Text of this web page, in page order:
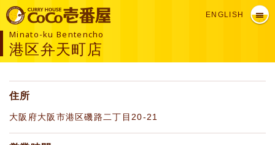
ENGLISH
Minato-ku Bentencho
港区弁天町店
住所
大阪府大阪市港区磯路二丁目20-21